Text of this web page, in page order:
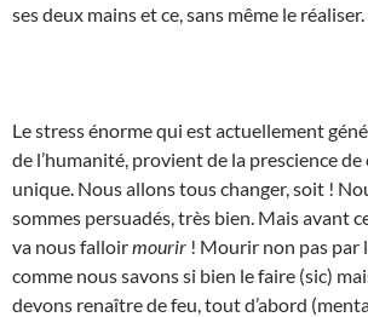
ses deux mains et ce, sans même le réaliser.
Le stress énorme qui est actuellement
de l’humanité, provient de la prescience
unique. Nous allons tous changer, soit !
sommes persuadés, très bien. Mais avant
va nous falloirmourir ! Mourir non pas par
comme nous savons si bien le faire (sic)
devons renaître de feu, tout d’abord